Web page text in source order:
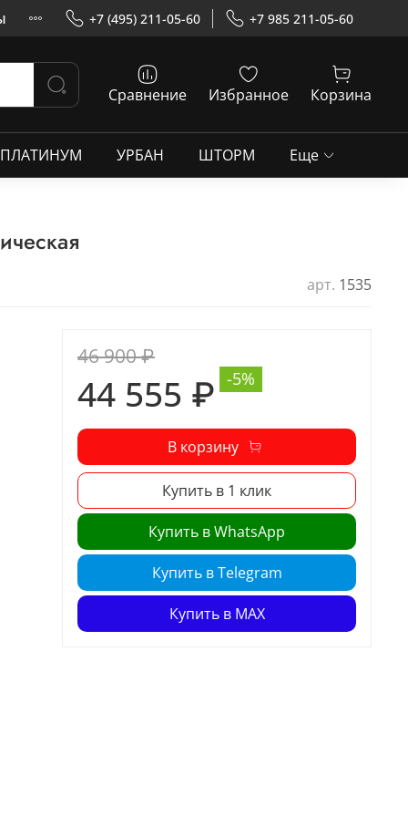
+7 (495) 211-05-60 +7 985 211-05-60
Сравнение Избранное Корзина
ПЛАТИНУМ УРБАН ШТОРМ Еще
арт. 1535
46 900 ₽
44 555 ₽ -5%
В корзину
Купить в 1 клик
Купить в WhatsApp
Купить в Telegram
Купить в MAX